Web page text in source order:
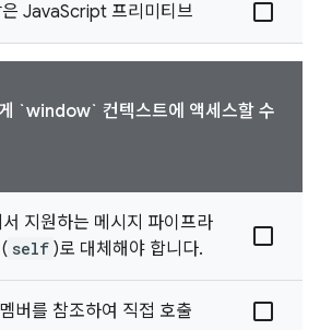
JavaScript 프리미티브
`window` 컨텍스트에 액세스할 수
서 지원하는 메시지 파이프라
self )로 대체해야 합니다.
버를 참조하여 직접 호출